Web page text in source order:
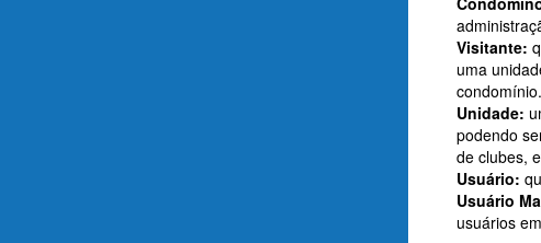
Visitante:
uma
condomínio.
Unidade:
podendo
de clubes,
Usuário:
Usuário
usuários